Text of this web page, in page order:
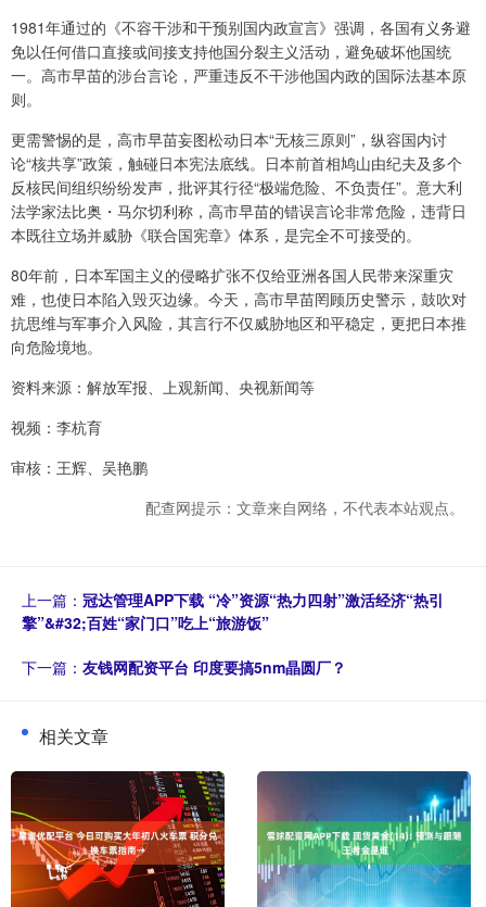
1981年通过的《不容干涉和干预别国内政宣言》强调，各国有义务避
免以任何借口直接或间接支持他国分裂主义活动，避免破坏他国统
一。高市早苗的涉台言论，严重违反不干涉他国内政的国际法基本原
则。
更需警惕的是，高市早苗妄图松动日本“无核三原则”，纵容国内讨
论“核共享”政策，触碰日本宪法底线。日本前首相鸠山由纪夫及多个
反核民间组织纷纷发声，批评其行径“极端危险、不负责任”。意大利
法学家法比奥・马尔切利称，高市早苗的错误言论非常危险，违背日
本既往立场并威胁《联合国宪章》体系，是完全不可接受的。
80年前，日本军国主义的侵略扩张不仅给亚洲各国人民带来深重灾
难，也使日本陷入毁灭边缘。今天，高市早苗罔顾历史警示，鼓吹对
抗思维与军事介入风险，其言行不仅威胁地区和平稳定，更把日本推
向危险境地。
资料来源：解放军报、上观新闻、央视新闻等
视频：李杭育
审核：王辉、吴艳鹏
配查网提示：文章来自网络，不代表本站观点。
上一篇： 冠达管理APP下载 “冷”资源“热力四射”激活经济“热引
擎”&#32;百姓“家门口”吃上“旅游饭”
下一篇： 友钱网配资平台 印度要搞5nm晶圆厂？
相关文章